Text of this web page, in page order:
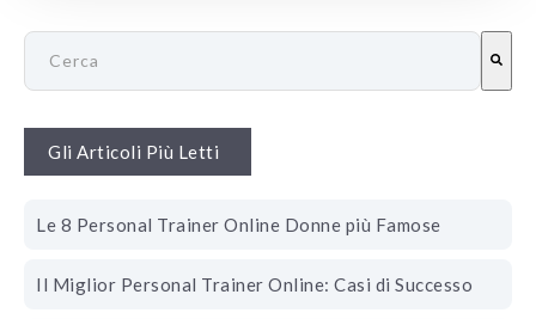
Questo è un campo di ricerca con una funzionalità di
Gli Articoli Più Letti
Le 8 Personal Trainer Online Donne più Famose
Il Miglior Personal Trainer Online: Casi di Successo